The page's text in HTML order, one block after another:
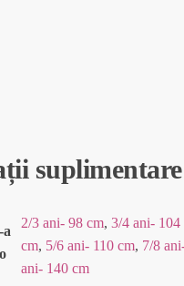
suplimentare
a
2/3 ani- 98 cm, 3/4 ani- 104
cm, 5/6 ani- 110 cm, 7/8
ani- 140 cm